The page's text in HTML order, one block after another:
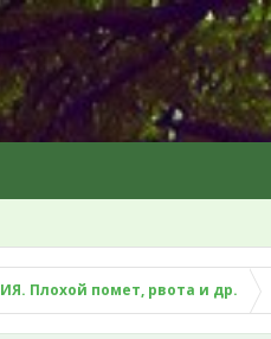
Плохой помет, рвота и др.